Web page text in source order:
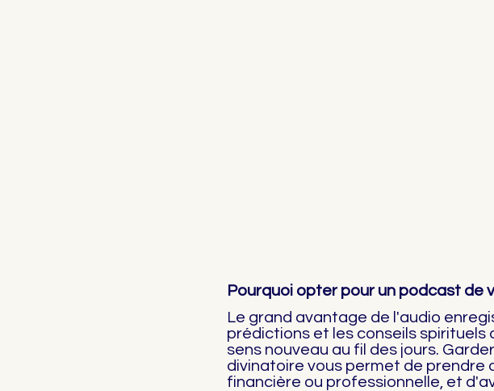
Pourquoi opter pour un podcast de
Le grand avantage de l'audio
prédictions et les conseils spirituels
sens nouveau au fil des jours.
divinatoire vous permet de prendre
financière ou professionnelle, et